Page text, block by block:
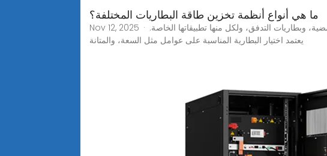
ما هي أنواع أنظمة تخزين طاقة البطاريات المختلفة؟
Nov 12, 2025 · تتوفر أنظمة تخزين طاقة البطاريات بأنواع مختلفة، بما في ذلك بطاريات الليثيوم أيون، وبطاريات الرصاص الحمضية، وبطاريات التدفق، ولكل منها تطبيقاتها الخاصة.
يعتمد اختيار البطارية المناسبة على عوامل مثل السعة، والمتانة